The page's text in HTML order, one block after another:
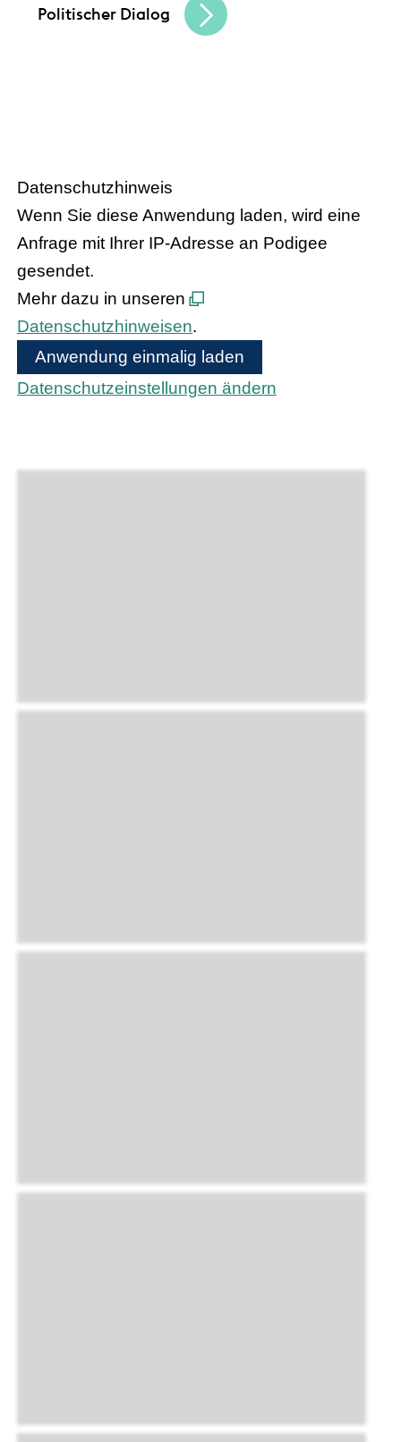
Politischer Dialog
Datenschutzhinweis
Wenn Sie diese Anwendung laden, wird eine
Anfrage mit Ihrer IP-Adresse an Podigee
gesendet.
Mehr dazu in unseren
Datenschutzhinweisen.
Anwendung einmalig laden
Datenschutzeinstellungen ändern